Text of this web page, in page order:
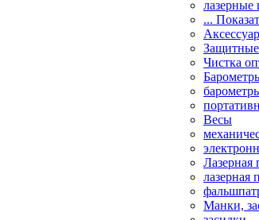
лазерные
...
Чистка
Весы
Лазерная
лазерная
Манки,